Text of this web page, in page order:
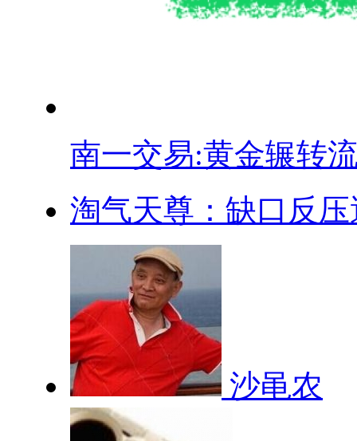
南一交易:黄金辗转
淘气天尊：缺口反
沙黾农